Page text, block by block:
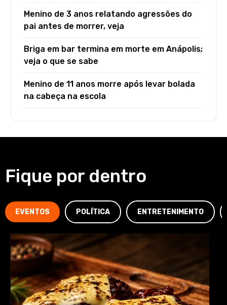
Menino de 3 anos relatando agressões do
pai antes de morrer, veja
Briga em bar termina em morte em Anápolis;
veja o que se sabe
Menino de 11 anos morre após levar bolada
na cabeça na escola
Fique por dentro
EVENTOS POLÍTICA ENTRETENIMENTO